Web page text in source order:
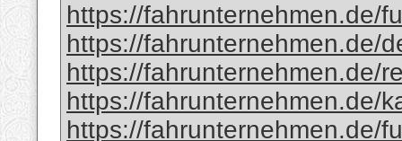
https://fahrunternehmen.de/
https://fahrunternehmen.de/
https://fahrunternehmen.de/
https://fahrunternehmen.de/
https://fahrunternehmen.de/